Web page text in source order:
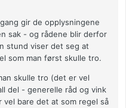
gir de opplysningene
sak - og rådene blir derfor
stund viser det seg at
som man først skulle tro.
skulle tro (det er vel
del - generelle råd og vink
vel bare det at som regel så